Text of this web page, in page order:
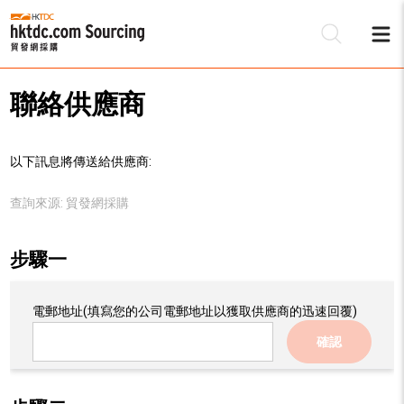
聯絡供應商
以下訊息將傳送給供應商:
查詢來源: 貿發網採購
步驟一
電郵地址(填寫您的公司電郵地址以獲取供應商的迅速回覆)
確認